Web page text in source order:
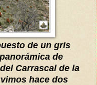
de un gris
panorámica de
Carrascal de la
hace dos